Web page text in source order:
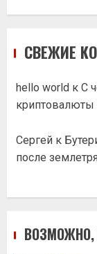
СВЕЖИЕ
hello world к С
криптовалюты
Сергей к
после